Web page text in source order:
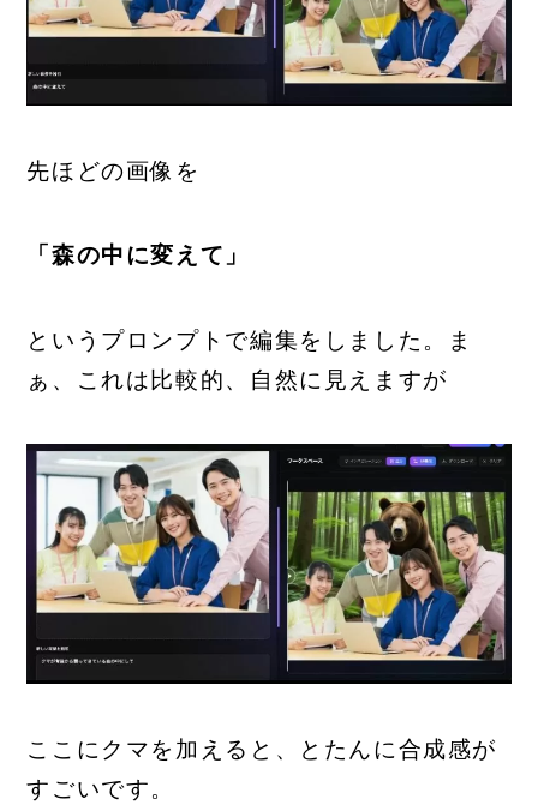
先ほどの画像を
「森の中に変えて」
というプロンプトで編集をしました。ま
ぁ、これは比較的、自然に見えますが
ここにクマを加えると、とたんに合成感が
すごいです。